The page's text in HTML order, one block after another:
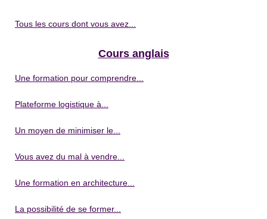
Tous les cours dont vous avez...
Cours anglais
Une formation pour comprendre...
Plateforme logistique à...
Un moyen de minimiser le...
Vous avez du mal à vendre...
Une formation en architecture...
La possibilité de se former...